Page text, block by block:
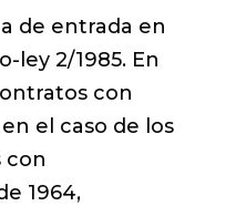
de entrada en
ley 2/1985. En
con
el caso de los
con
1964,